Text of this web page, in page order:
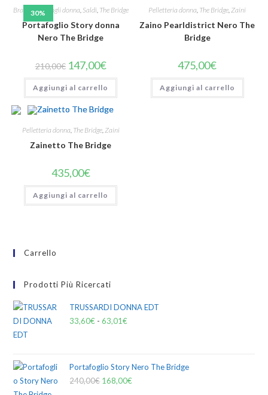
30%
Brand ,Portafogli donna Saldi, The Bridge
Portafoglio Story donna
Nero The Bridge
210,00€ 147,00€
Aggiungi al carrello
Pelletteria donna The Bridge Zaini
Zaino Pearldistrict Nero The
Bridge
475,00€
Aggiungi al carrello
Pelletteria donna, The Bridge,Zaini
Zainetto The Bridge
435,00€
Aggiungi al carrello
Carrello
Prodotti Più Ricercati
TRUSSARDI DONNA EDT
33,60€ - 63,01€
Portafoglio Story Nero The Bridge
240,00€ 168,00€